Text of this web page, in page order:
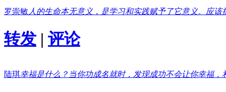
罗崇敏 人的生命本无意义，是学习和实践赋予了它意义。应
转发 | 评论
陆琪幸福是什么？当你功成名就时，发现成功不会让你幸福